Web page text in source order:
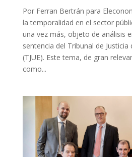
Por Ferran Bertrán para
la temporalidad en el sector
una vez más, objeto de análisis
sentencia del Tribunal de Justicia
(TJUE). Este tema, de gran
como...